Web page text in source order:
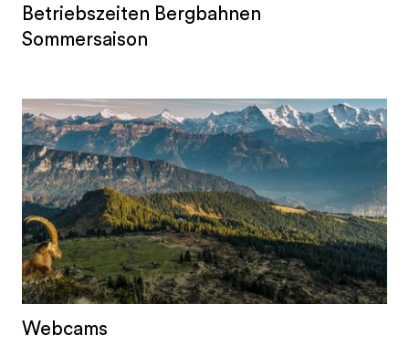
Betriebszeiten Bergbahnen
Sommersaison
Webcams